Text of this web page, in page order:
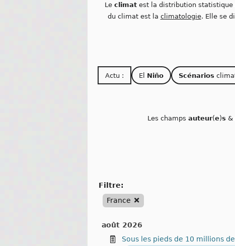
Le climatest la distribution statistique
du climat est la climatologie. Elle se
Actu : El Niño Scénarios
Les champs auteur(e)s &
filtre:
France
août 2026
Sous les pieds de 10 millions